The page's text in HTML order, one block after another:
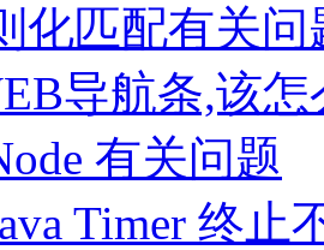
化匹配有关问
导航条,该
有关问题
Timer 终止